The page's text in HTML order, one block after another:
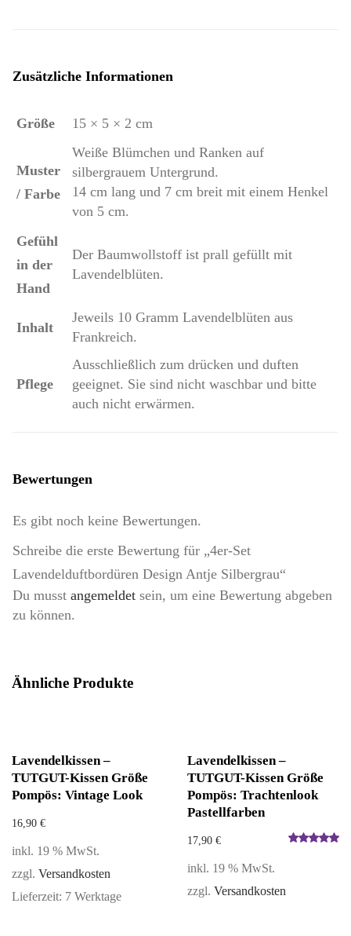
Zusätzliche Informationen
Größe 15 × 5 × 2 cm
Muster
/ Farbe
Weiße Blümchen und Ranken auf
silbergrauem Untergrund.
14 cm lang und 7 cm breit mit einem Henkel
von 5 cm.
Gefühl
in der
Hand
Der Baumwollstoff ist prall gefüllt mit
Lavendelblüten.
Inhalt
Jeweils 10 Gramm Lavendelblüten aus
Frankreich.
Pflege
Ausschließlich zum drücken und duften
geeignet. Sie sind nicht waschbar und bitte
auch nicht erwärmen.
Bewertungen
Es gibt noch keine Bewertungen.
Schreibe die erste Bewertung für „4er-Set
Lavendelduftbordüren Design Antje Silbergrau“
Du musst angemeldet sein, um eine Bewertung abgeben
zu können.
Ähnliche Produkte
Lavendelkissen –
TUTGUT-Kissen Größe
Pompös: Vintage Look
16,90 €
inkl. 19 % MwSt.
zzgl. Versandkosten
Lieferzeit: 7 Werktage
Lavendelkissen –
TUTGUT-Kissen Größe
Pompös: Trachtenlook
Pastellfarben
17,90 €
inkl. 19 % MwSt.
zzgl. Versandkosten